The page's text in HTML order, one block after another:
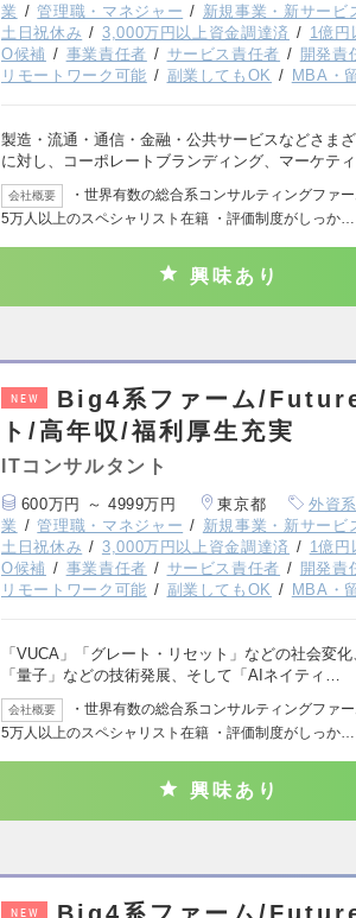
業
管理職・マネジャー 新規事業・新サービ
土日祝休み
3,000万円以上資金調達済 1億円
O候補
事業責任者 サービス責任者 開発責
リモートワーク可能
副業してもOK MBA・
製造・流通・通信・金融・公共サービスなどさま
に対し、コーポレートブランディング、マーケテ
会社概要
・世界有数の総合系コンサルティングファ
5万人以上のスペシャリスト在籍 ・評価制度がしっか…
興味あり
NEW
Big4系ファーム/
ト/高年収/福利厚生充実
ITコンサルタント
600万円 ～ 4999万円 東京都 外資
業
管理職・マネジャー 新規事業・新サービ
土日祝休み
3,000万円以上資金調達済 1億円
O候補
事業責任者 サービス責任者 開発責
リモートワーク可能
副業してもOK MBA・
「VUCA」「グレート・リセット」などの社会変
「量子」などの技術発展、そして「AIネイティ…
会社概要
・世界有数の総合系コンサルティングファ
5万人以上のスペシャリスト在籍 ・評価制度がしっか…
興味あり
NEW